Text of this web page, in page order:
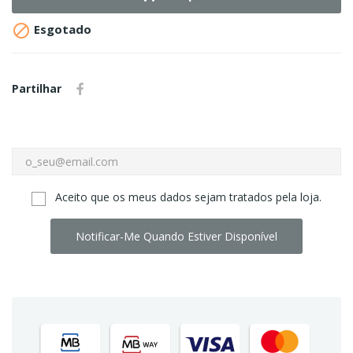
 Esgotado
Partilhar
Aceito que os meus dados sejam tratados pela loja.
Notificar-Me Quando Estiver Disponível